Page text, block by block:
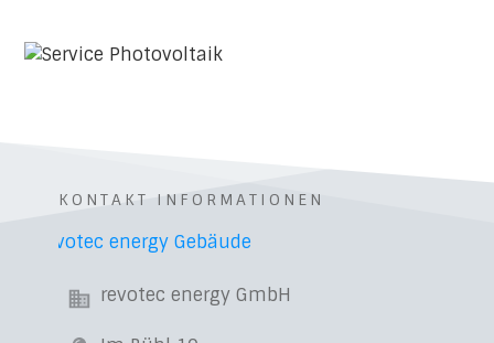
KONTAKT INFORMATIONEN
revotec energy GmbH